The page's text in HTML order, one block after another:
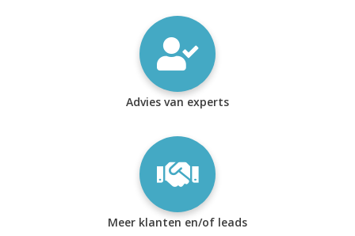
Advies van experts
Meer klanten en/of leads